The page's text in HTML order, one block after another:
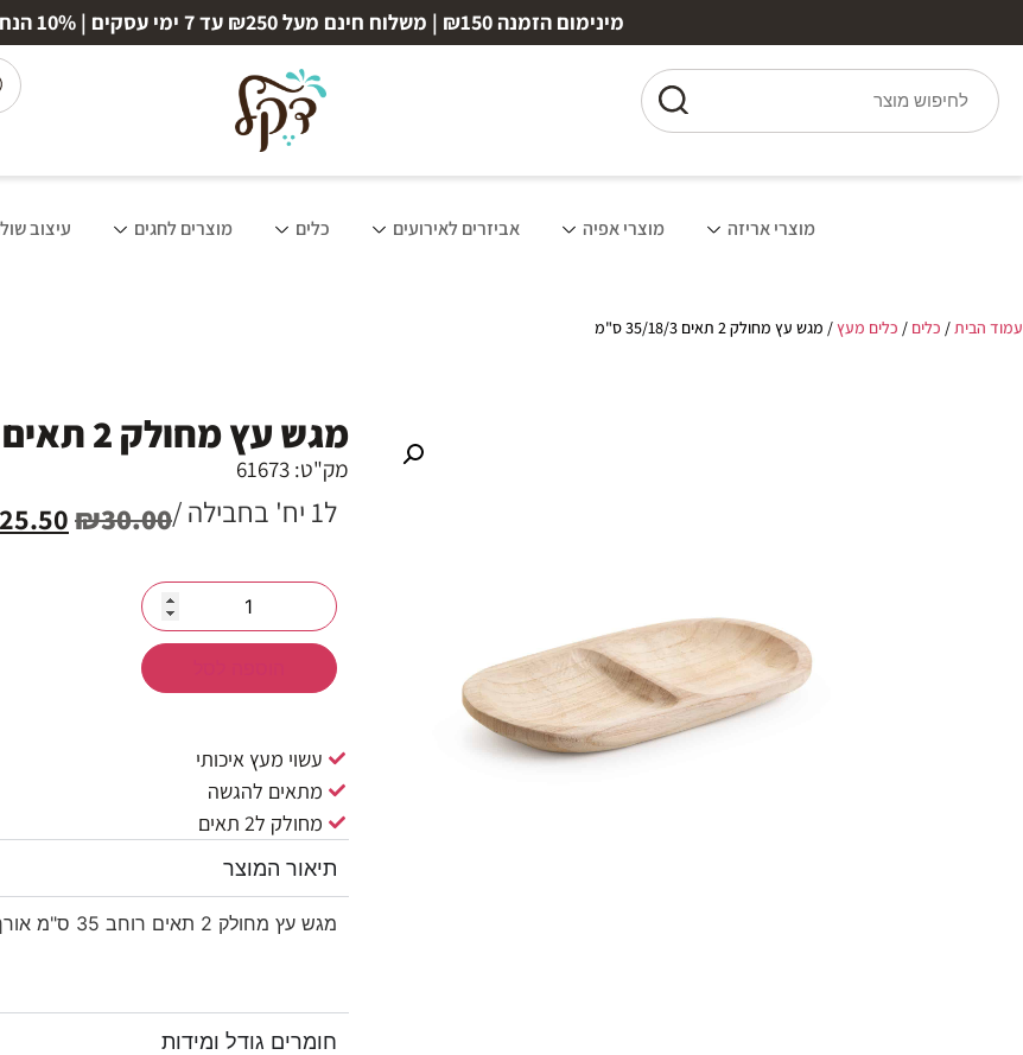
מינימום הזמנה ₪150 | משלוח חינם מעל ₪250 עד 7 ימי עסקים | 10% הנחה למצטרפים חדשים
מוצרי אריזה מוצרי אפיה אביזרים לאירועים כלים מוצרים לחגים עיצוב
עמוד הבית/ כלים / כלים מעץ/ מגש עץ מחולק 2 תאים 35/18/3 ס"מ
מגש עץ מחולק 2 תאים 35/18/3 ס"מ
מק"ט: 61673
ל1 יח' בחבילה / ₪30.00
25.50
עשוי מעץ איכותי
מתאים להגשה
מחולק ל2 תאים
תיאור המוצר
מגש עץ מחולק 2 תאים רוחב 35 ס"מ אורך 18 ס"מ גובה 3 ס"מ
חומרים גודל ומידות